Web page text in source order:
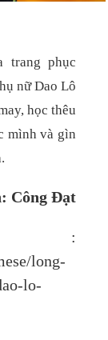
trang phục
nữ Dao Lô
học thêu
mình và gìn
Công Đạt
:
long-
lo-